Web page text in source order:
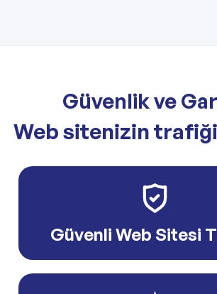
Güvenlik ve
Web sitenizin
Güvenli Web Sitesi